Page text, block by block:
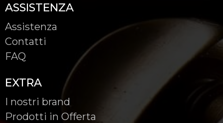
ASSISTENZA
Assistenza
Contatti
FAQ
EXTRA
I nostri brand
Prodotti in Offerta